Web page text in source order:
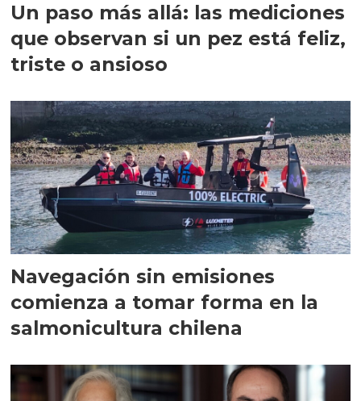
Un paso más allá: las mediciones
que observan si un pez está feliz,
triste o ansioso
Navegación sin emisiones
comienza a tomar forma en la
salmonicultura chilena